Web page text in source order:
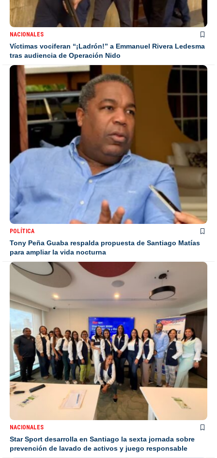
NACIONALES
Víctimas vociferan “¡Ladrón!” a Emmanuel Rivera Ledesma
tras audiencia de Operación Nido
POLÍTICA
Tony Peña Guaba respalda propuesta de Santiago Matías
para ampliar la vida nocturna
NACIONALES
Star Sport desarrolla en Santiago la sexta jornada sobre
prevención de lavado de activos y juego responsable